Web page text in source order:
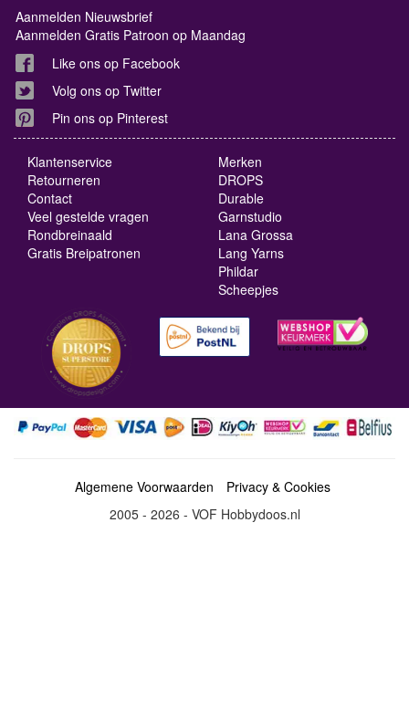
Aanmelden Nieuwsbrief
Aanmelden Gratis Patroon op Maandag
Like ons op Facebook
Volg ons op Twitter
Pin ons op Pinterest
Klantenservice
Retourneren
Contact
Veel gestelde vragen
Rondbreinaald
Gratis Breipatronen
Merken
DROPS
Durable
Garnstudio
Lana Grossa
Lang Yarns
Phildar
Scheepjes
Algemene Voorwaarden
Privacy & Cookies
2005 - 2026 - VOF Hobbydoos.nl